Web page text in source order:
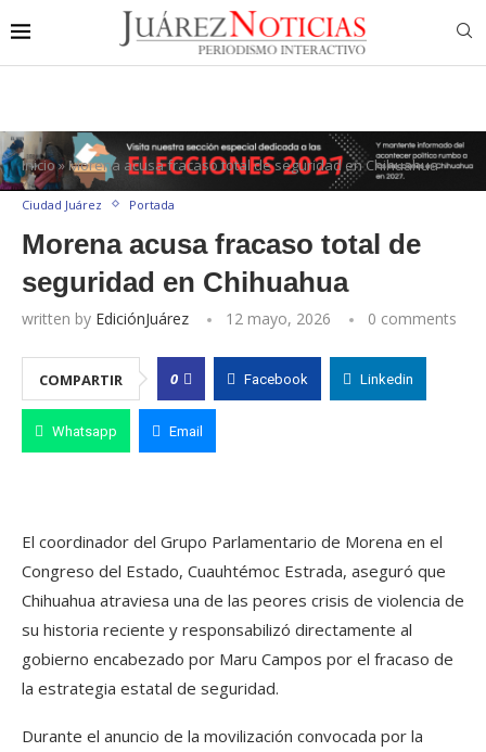
Inicio»Morena acusa fracaso total de seguridad en Chihuahua
Ciudad Juárez Portada
Morena acusa fracaso total de
seguridad en Chihuahua
written by EdiciónJuárez 12 mayo, 2026 0 comments
COMPARTIR 0 Facebook Linkedin
Whatsapp Email
El coordinador del Grupo Parlamentario de Morena en el
Congreso del Estado, Cuauhtémoc Estrada, aseguró que
Chihuahua atraviesa una de las peores crisis de violencia de
su historia reciente y responsabilizó directamente al
gobierno encabezado por Maru Campos por el fracaso de
la estrategia estatal de seguridad.
Durante el anuncio de la movilización convocada por la